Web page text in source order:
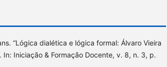
“Lógica dialética e lógica formal: Álvaro Vieira
In: Iniciação & Formação Docente, v. 8, n. 3, p.